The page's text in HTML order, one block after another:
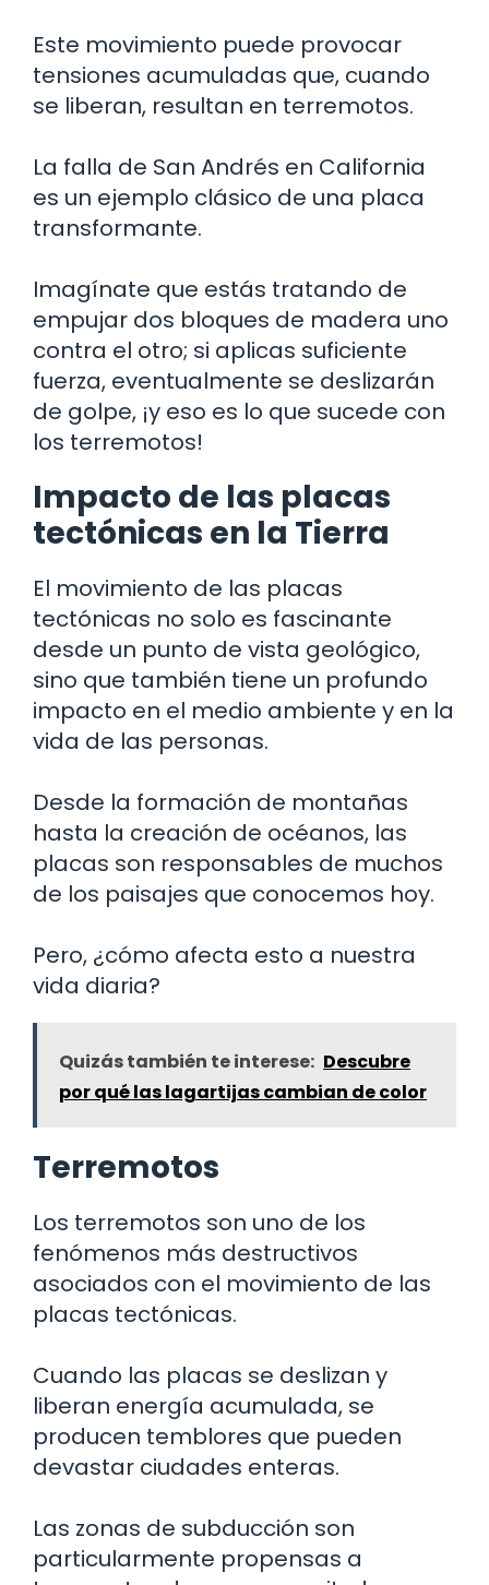
Este movimiento puede provocar
tensiones acumuladas que, cuando
se liberan, resultan en terremotos.
La falla de San Andrés en California
es un ejemplo clásico de una placa
transformante.
Imagínate que estás tratando de
empujar dos bloques de madera uno
contra el otro; si aplicas suficiente
fuerza, eventualmente se deslizarán
de golpe, ¡y eso es lo que sucede con
los terremotos!
Impacto de las placas
tectónicas en la Tierra
El movimiento de las placas
tectónicas no solo es fascinante
desde un punto de vista geológico,
sino que también tiene un profundo
impacto en el medio ambiente y en la
vida de las personas.
Desde la formación de montañas
hasta la creación de océanos, las
placas son responsables de muchos
de los paisajes que conocemos hoy.
Pero, ¿cómo afecta esto a nuestra
vida diaria?
Quizás también te interese: Descubre
por qué las lagartijas cambian de color
Terremotos
Los terremotos son uno de los
fenómenos más destructivos
asociados con el movimiento de las
placas tectónicas.
Cuando las placas se deslizan y
liberan energía acumulada, se
producen temblores que pueden
devastar ciudades enteras.
Las zonas de subducción son
particularmente propensas a